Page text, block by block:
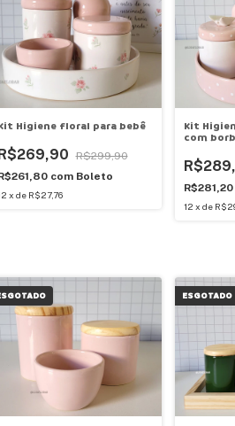
Higiene floral para bebê
R$269,90
R$299,90
com Boleto
x de R$27,76
Kit
com
R$281,20
12 x de
ESGOTADO